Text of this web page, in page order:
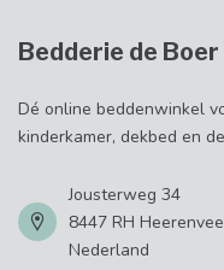
Bedderie de Boer
Dé online beddenwinkel
kinderkamer, dekbed en
Jousterweg 34
8447 RH
Nederland